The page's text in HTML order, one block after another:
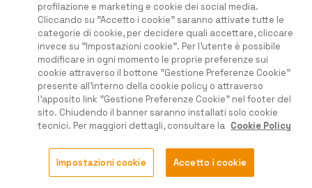
profilazione e marketing e cookie dei social media.
Cliccando su "Accetto i cookie" saranno attivate tutte le
categorie di cookie, per decidere quali accettare, cliccare
invece su "Impostazioni cookie". Per l'utente è possibile
modificare in ogni momento le proprie preferenze sui
cookie attraverso il bottone "Gestione Preferenze Cookie"
presente all'interno della cookie policy o attraverso
l'apposito link "Gestione Preferenze Cookie" nel footer del
sito. Chiudendo il banner saranno installati solo cookie
tecnici. Per maggiori dettagli, consultare la Cookie Policy
Impostazioni cookie Accetto i cookie